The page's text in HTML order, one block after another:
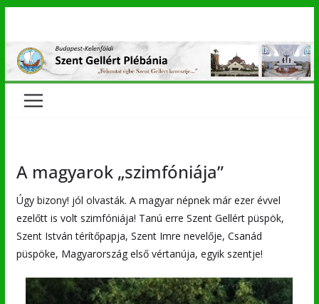
content
A magyarok „szimfóniája”
Úgy bizony! jól olvasták. A magyar népnek már ezer évvel
ezelőtt is volt szimfóniája! Tanú erre Szent Gellért püspök,
Szent István térítőpapja, Szent Imre nevelője, Csanád
püspöke, Magyarország első vértanúja, egyik szentje!